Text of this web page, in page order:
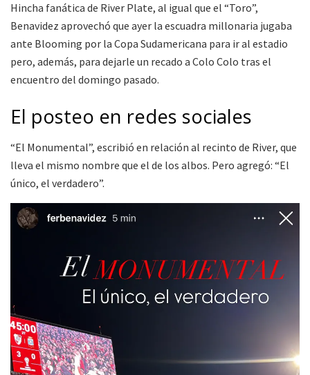
Hincha fanática de River Plate, al igual que el “Toro”,
Benavidez aprovechó que ayer la escuadra millonaria jugaba
ante Blooming por la Copa Sudamericana para ir al estadio
pero, además, para dejarle un recado a Colo Colo tras el
encuentro del domingo pasado.
El posteo en redes sociales
“El Monumental”, escribió en relación al recinto de River, que
lleva el mismo nombre que el de los albos. Pero agregó: “El
único, el verdadero”.